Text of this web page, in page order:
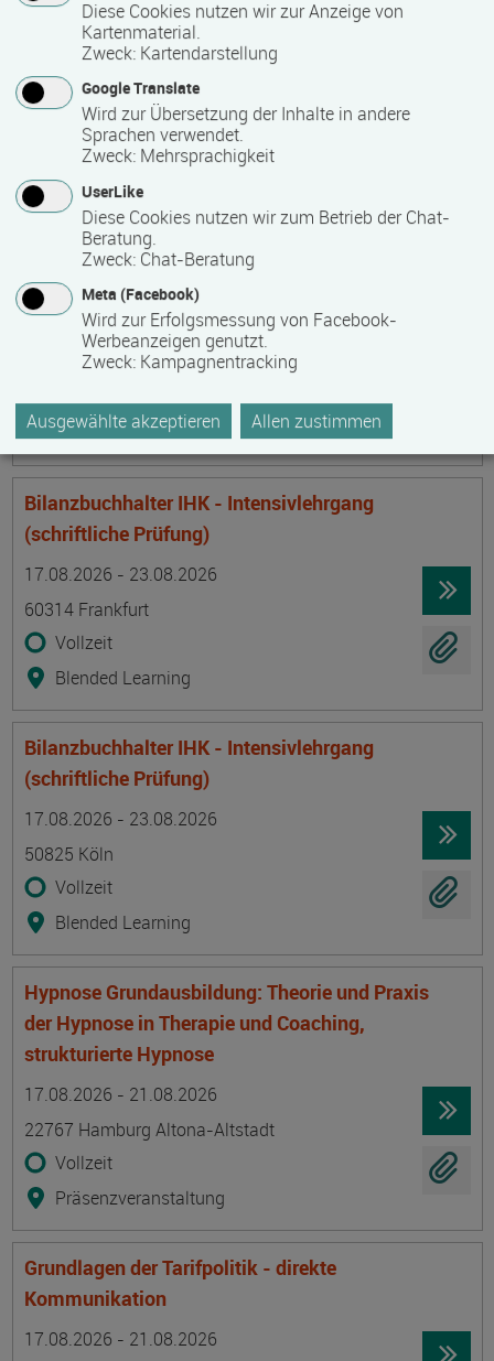
Ökonomische Grundkenntnisse:
Zusammenhänge verstehen - betrieblich aktiv
werden!
Termin
17.08.2026 - 21.08.2026
Ort
13595 Berlin
Zeitmuster
Vollzeit
Lehr- und Lernform
Präsenzveranstaltung
Keramik, Yoga und Mee(h)r
Termin
17.08.2026 - 21.08.2026
Ort
17509 Lubmin
Zeitmuster
Vollzeit
Lehr- und Lernform
Präsenzveranstaltung
Bilanzbuchhalter IHK - Intensivlehrgang
(schriftliche Prüfung)
17.08.2026 - 23.08.2026
60314 Frankfurt
Vollzeit
Blended Learning
Bilanzbuchhalter IHK - Intensivlehrgang
(schriftliche Prüfung)
17.08.2026 - 23.08.2026
50825 Köln
Vollzeit
Blended Learning
Hypnose Grundausbildung: Theorie und Praxis
der Hypnose in Therapie und Coaching,
strukturierte Hypnose
17.08.2026 - 21.08.2026
22767 Hamburg Altona-Altstadt
Vollzeit
Präsenzveranstaltung
Grundlagen der Tarifpolitik - direkte
Kommunikation
17.08.2026 - 21.08.2026
Diese Cookies nutzen wir zur Anzeige von
Kartenmaterial.
Zweck: Kartendarstellung
Google Translate
Wird zur Übersetzung der Inhalte in andere
Sprachen verwendet.
Zweck: Mehrsprachigkeit
UserLike
Diese Cookies nutzen wir zum Betrieb der Chat-
Beratung.
Zweck: Chat-Beratung
Meta (Facebook)
Wird zur Erfolgsmessung von Facebook-
Werbeanzeigen genutzt.
Zweck: Kampagnentracking
Ausgewählte akzeptieren Allen zustimmen